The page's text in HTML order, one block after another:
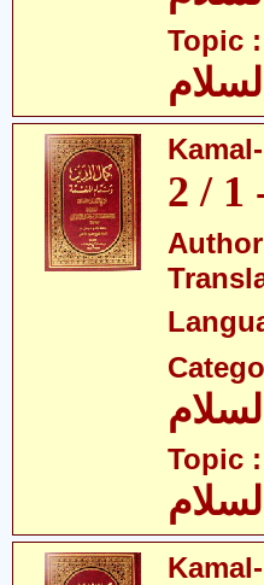
Topic :
Topic :